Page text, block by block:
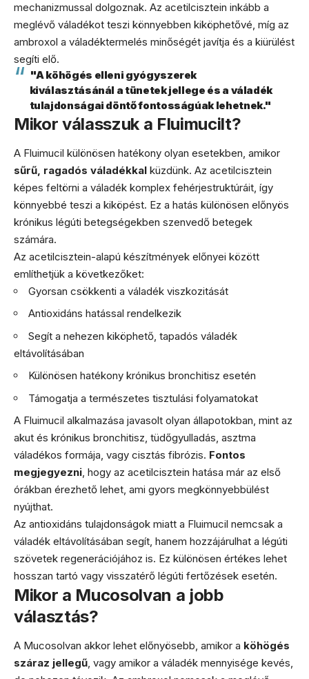
mechanizmussal dolgoznak. Az acetilcisztein inkább a
meglévő váladékot teszi könnyebben kiköphetővé, míg az
ambroxol a váladéktermelés minőségét javítja és a kiürülést
segíti elő.
"A köhögés elleni gyógyszerek
kiválasztásánál a tünetek jellege és a váladék
tulajdonságai döntő fontosságúak lehetnek."
Mikor válasszuk a Fluimucilt?
A Fluimucil különösen hatékony olyan esetekben, amikor
sűrű, ragadós váladékkal küzdünk. Az acetilcisztein
képes feltörni a váladék komplex fehérjestruktúráit, így
könnyebbé teszi a kiköpést. Ez a hatás különösen előnyös
krónikus légúti betegségekben szenvedő betegek
számára.
Az acetilcisztein-alapú készítmények előnyei között
említhetjük a következőket:
Gyorsan csökkenti a váladék viszkozitását
Antioxidáns hatással rendelkezik
Segít a nehezen kiköphető, tapadós váladék
eltávolításában
Különösen hatékony krónikus bronchitisz esetén
Támogatja a természetes tisztulási folyamatokat
A Fluimucil alkalmazása javasolt olyan állapotokban, mint az
akut és krónikus bronchitisz, tüdőgyulladás, asztma
váladékos formája, vagy cisztás fibrózis. Fontos
megjegyezni, hogy az acetilcisztein hatása már az első
órákban érezhető lehet, ami gyors megkönnyebbülést
nyújthat.
Az antioxidáns tulajdonságok miatt a Fluimucil nemcsak a
váladék eltávolításában segít, hanem hozzájárulhat a légúti
szövetek regenerációjához is. Ez különösen értékes lehet
hosszan tartó vagy visszatérő légúti fertőzések esetén.
Mikor a Mucosolvan a jobb
választás?
A Mucosolvan akkor lehet előnyösebb, amikor a köhögés
száraz jellegű, vagy amikor a váladék mennyisége kevés,